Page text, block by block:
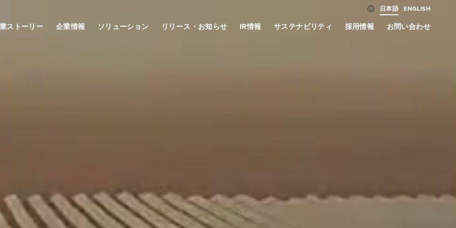
日本語 ENGLISH
ストーリー 企業情報 ソリューション リリース・お知らせ IR情報 サステナビリティ 採用情報 お問い合わせ